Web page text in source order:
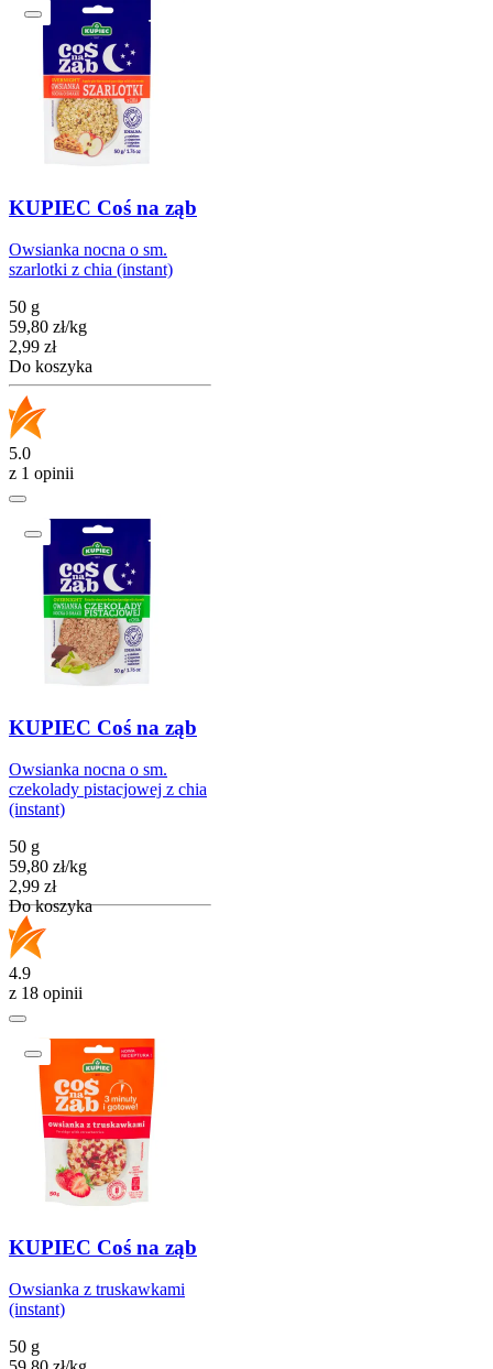
KUPIEC Coś na ząb
Owsianka nocna o sm.
szarlotki z chia (instant)
50 g
59,80 zł/kg
Cena
2,99 zł
Do koszyka
5.0
z 1 opinii
KUPIEC Coś na ząb
Owsianka nocna o sm.
czekolady pistacjowej z chia
(instant)
50 g
59,80 zł/kg
Cena
2,99 zł
Do koszyka
4.9
z 18 opinii
KUPIEC Coś na ząb
Owsianka z truskawkami
(instant)
50 g